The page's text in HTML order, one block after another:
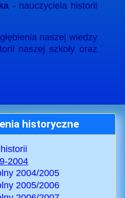
- nauczyciela historii
naszej wiedzy
naszej szkoły oraz
historyczne
2004
2004/2005
2005/2006